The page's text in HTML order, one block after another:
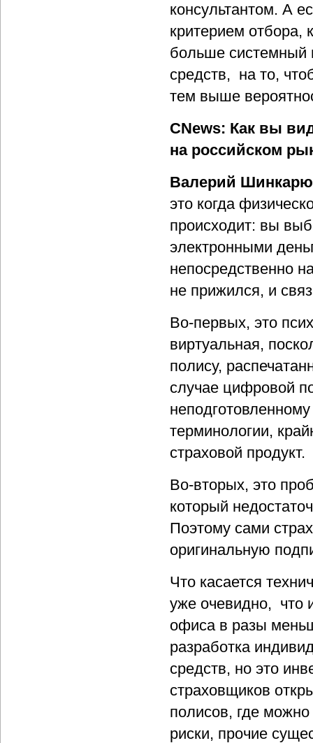
консультантом. А
критерием отбора,
больше системный
средств, на то,
тем выше
CNews: Как вы
на российском
Валерий
это когда
происходит: вы
электронными
непосредственно
не прижился, и
Во-первых, это
виртуальная,
полису,
случае цифровой
терминологии,
страховой продукт.
Во-вторых, это
который
Поэтому сами
оригинальную
Что касается
уже очевидно, что
офиса в разы
разработка
средств, но это
страховщиков
полисов, где
риски, прочие